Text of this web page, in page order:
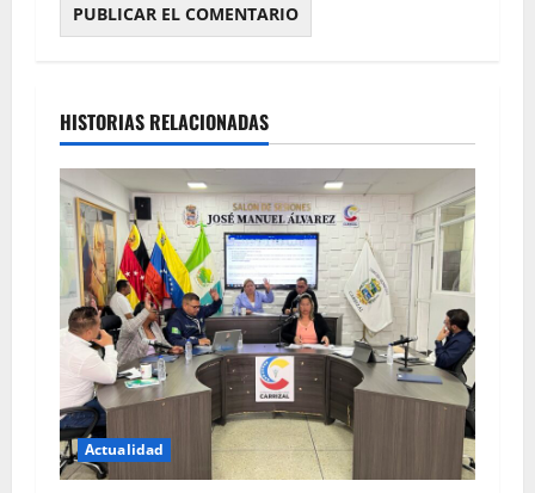
HISTORIAS RELACIONADAS
Actualidad